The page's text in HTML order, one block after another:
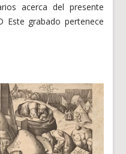
acerca del presente
Este grabado pertenece